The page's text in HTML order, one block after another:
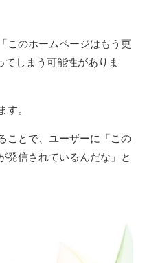
このホームページはもう更
てしまう可能性がありま
す。
ことで、ユーザーに「この
発信されているんだな」と